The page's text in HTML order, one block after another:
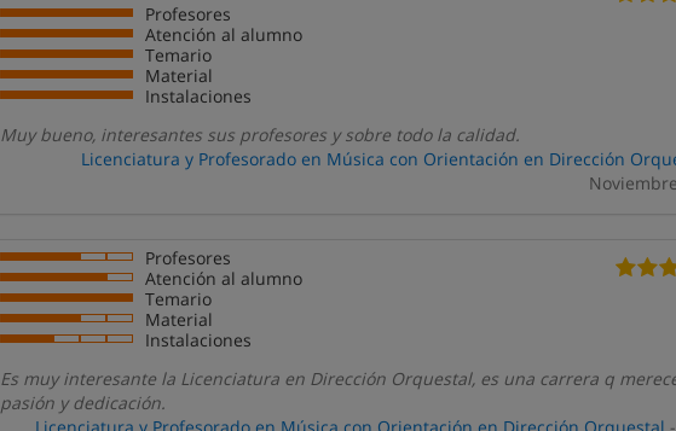
Profesores
Atención al alumno
Temario
Material
Instalaciones
Muy bueno, interesantes sus profesores y sobre todo la calidad.
Licenciatura y Profesorado en Música con Orientación en Dirección
Profesores
Atención al alumno
Temario
Material
Instalaciones
Es muy interesante la Licenciatura en Dirección Orquestal, es una carrera q
pasión y dedicación.
Licenciatura y Profesorado en Música con Orientación en Dirección Orquestal